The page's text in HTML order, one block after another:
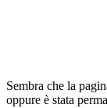
Sembra che la
oppure è stata